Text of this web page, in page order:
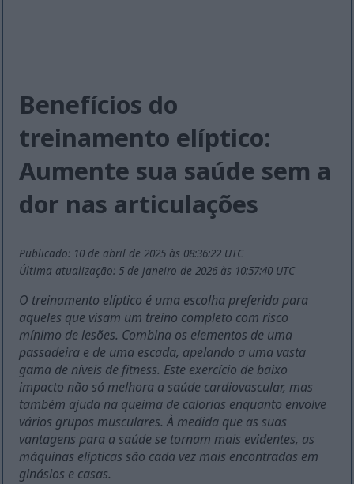
Benefícios do
treinamento elíptico:
Aumente sua saúde sem a
dor nas articulações
Publicado: 10 de abril de 2025 às 08:36:22 UTC
Última atualização: 5 de janeiro de 2026 às 10:57:40 UTC
O treinamento elíptico é uma escolha preferida para
aqueles que visam um treino completo com risco
mínimo de lesões. Combina os elementos de uma
passadeira e de uma escada, apelando a uma vasta
gama de níveis de fitness. Este exercício de baixo
impacto não só melhora a saúde cardiovascular, mas
também ajuda na queima de calorias enquanto envolve
vários grupos musculares. À medida que as suas
vantagens para a saúde se tornam mais evidentes, as
máquinas elípticas são cada vez mais encontradas em
ginásios e casas.